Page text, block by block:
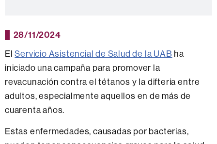
28/11/2024
ElServicio Asistencial de Salud de la UAB ha
iniciado una campaña para promover la
revacunación contra el tétanos y la difteria entre
adultos, especialmente aquellos en de más de
cuarenta años.
Estas enfermedades, causadas por bacterias,